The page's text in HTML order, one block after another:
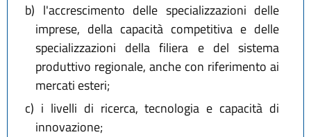
b) l'accrescimento delle specializzazioni delle
imprese, della capacità competitiva e delle
specializzazioni della filiera e del sistema
produttivo regionale, anche con riferimento ai
mercati esteri;
c) i livelli di ricerca, tecnologia e capacità di
innovazione;